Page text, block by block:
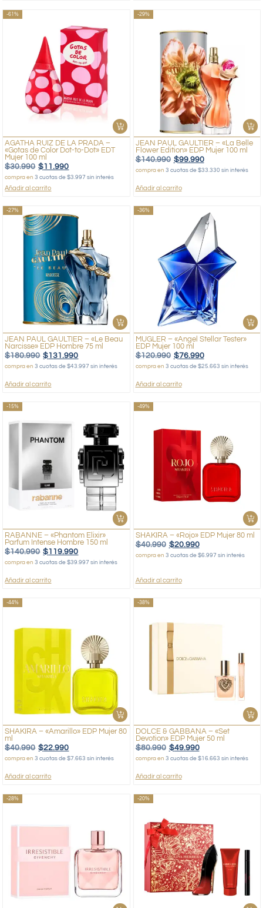
-61%
AGATHA RUIZ DE LA PRADA –
«Gotas de Color Dot-to-Dot» EDT
Mujer 100 ml
$30.990 $11.990
compra en3 cuotas de $3.997 sin interés
Añadir al carrito
-29%
JEAN PAUL GAULTIER – «La Belle
Flower Edition» EDP Mujer 100 ml
$140.990 $99.990
compra en 3 cuotas de $33.330 sin interés
Añadir al carrito
-27%
JEAN PAUL GAULTIER – «Le Beau
Narcisse» EDP Hombre 75 ml
$180.990 $131.990
compra en3 cuotas de $43.997 sin interés
Añadir al carrito
-36%
MUGLER – «Angel Stellar Tester»
EDP Mujer 100 ml
$120.990 $76.990
compra en 3 cuotas de $25.663 sin interés
Añadir al carrito
-15%
RABANNE – «Phantom Elixir»
Parfum Intense Hombre 150 ml
$140.990 $119.990
compra en3 cuotas de $39.997 sin interés
Añadir al carrito
-49%
SHAKIRA – «Rojo» EDP Mujer 80 ml
$40.990 $20.990
compra en 3 cuotas de $6.997 sin interés
Añadir al carrito
-44%
SHAKIRA – «Amarillo» EDP Mujer 80
ml
$40.990 $22.990
compra en3 cuotas de $7.663 sin interés
Añadir al carrito
-38%
DOLCE & GABBANA – «Set
Devotion» EDP Mujer 50 ml
$80.990 $49.990
compra en 3 cuotas de $16.663 sin interés
Añadir al carrito
-28% -20%